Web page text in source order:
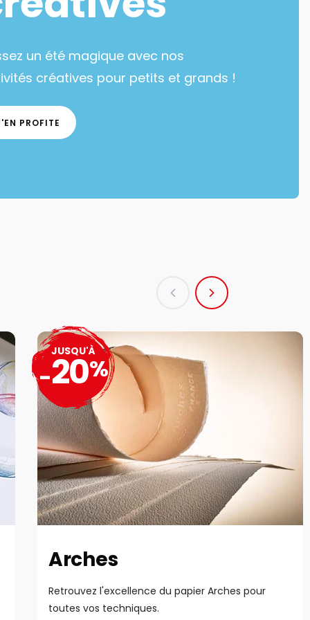
un été magique avec nos
créatives pour petits et grands !
PROFITE
Arches
Retrouvez l'excellence du papier Arches pour
toutes vos techniques.
JUSQU'À
-20%